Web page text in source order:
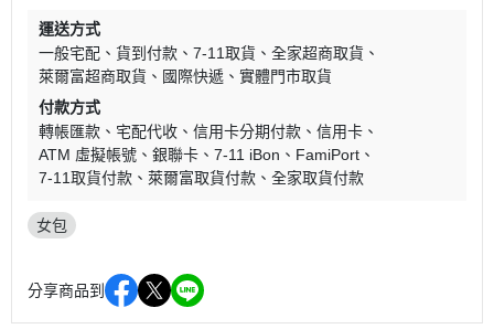
運送方式
一般宅配
貨到付款 7-11取貨
全家超商取貨
萊爾富超商取貨
國際快遞
實體門市取貨
付款方式
轉帳匯款
宅配代收 信用卡分期付款
信用卡
ATM 虛擬帳號
銀聯卡 7-11 iBon
FamiPort
7-11取貨付款
萊爾富取貨付款 全家取貨付款
女包
分享商品到